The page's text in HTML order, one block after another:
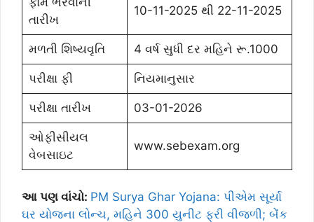
તારીખ
10-11-2025 થી 22-11-2025
મળતી શિષ્યવૃતિ 4 વર્ષ સુધી દર મહિને રૂ.1000
પરીક્ષા ફી નિયમાનુસાર
પરીક્ષા તારીખ 03-01-2026
ઓફીસીયલ
વેબસાઇટ
www.sebexam.org
આ પણ વાંચો: PM Surya Ghar Yojana: પીએમ સૂર્યા
ઘર યોજના લોન્ચ, મહિને 300 યુનીટ ફ્રી વીજળી; બેંંક